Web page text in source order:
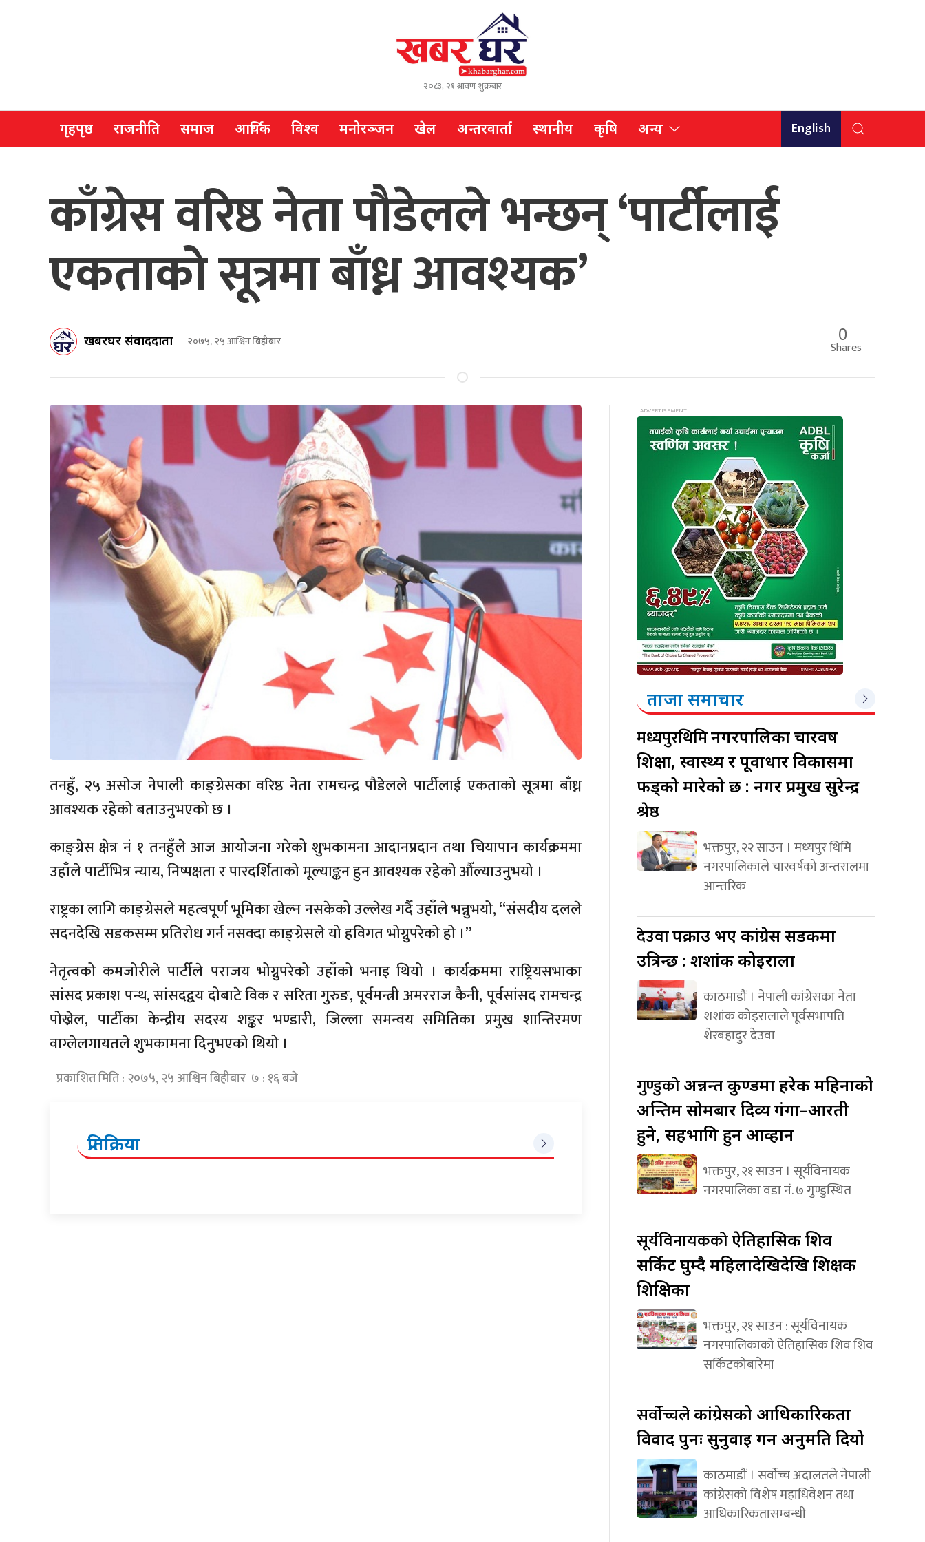
२०८३, २१ श्रावण शुक्रबार
गृहपृष्ठ राजनीति समाज आर्थिक विश्व मनोरञ्जन खेल अन्तरवार्ता स्थानीय कृषि अन्य English
काँग्रेस वरिष्ठ नेता पौडेलले भन्छन् ‘पार्टीलाई
एकताको सूत्रमा बाँध्न आवश्यक’
खबरघर संवाददाता २०७५, २५ आश्विन बिहीबार 0
Shares
तनहुँ, २५ असोज नेपाली काङ्ग्रेसका वरिष्ठ नेता रामचन्द्र पौडेलले पार्टीलाई एकताको सूत्रमा बाँध्न
आवश्यक रहेको बताउनुभएको छ ।
काङ्ग्रेस क्षेत्र नं १ तनहुँले आज आयोजना गरेको शुभकामना आदानप्रदान तथा चियापान कार्यक्रममा
उहाँले पार्टीभित्र न्याय, निष्पक्षता र पारदर्शिताको मूल्याङ्कन हुन आवश्यक रहेको औँल्याउनुभयो ।
राष्ट्रका लागि काङ्ग्रेसले महत्वपूर्ण भूमिका खेल्न नसकेको उल्लेख गर्दै उहाँले भन्नुभयो, “संसदीय दलले
सदनदेखि सडकसम्म प्रतिरोध गर्न नसक्दा काङ्ग्रेसले यो हविगत भोग्नुपरेको हो ।”
नेतृत्वको कमजोरीले पार्टीले पराजय भोग्नुपरेको उहाँको भनाइ थियो । कार्यक्रममा राष्ट्रियसभाका
सांसद प्रकाश पन्थ, सांसदद्वय दोबाटे विक र सरिता गुरुङ, पूर्वमन्त्री अमरराज कैनी, पूर्वसांसद रामचन्द्र
पोख्रेल, पार्टीका केन्द्रीय सदस्य शङ्कर भण्डारी, जिल्ला समन्वय समितिका प्रमुख शान्तिरमण
वाग्लेलगायतले शुभकामना दिनुभएको थियो ।
प्रकाशित मिति : २०७५, २५ आश्विन बिहीबार ७ : १६ बजे
प्रतिक्रिया
ताजा समाचार
मध्यपुरथिमिनगरपालिका चारवर्ष
शिक्षा, स्वास्थ्य र पूर्वाधार विकासमा
फड्को मारेको छ : नगर प्रमुख सुरेन्द्र
श्रेष्ठ
भक्तपुर, २२ साउन । मध्यपुर थिमि
नगरपालिकाले चारवर्षको अन्तरालमा
आन्तरिक
देउवापक्राउ भए कांग्रेस सडकमा
उत्रिन्छ : शशांक कोइराला
काठमाडौं । नेपाली कांग्रेसका नेता
शशांक कोइरालाले पूर्वसभापति
शेरबहादुर देउवा
गुण्डुकोअन्नन्त कुण्डमा हरेक महिनाको
अन्तिम सोमबार दिव्य गंगा–आरती
हुने, सहभागि हुन आव्हान
भक्तपुर, २१ साउन । सूर्यविनायक
नगरपालिका वडा नं. ७ गुण्डुस्थित
सूर्यविनायककोऐतिहासिक शिव
सर्किट घुम्दै महिलादेखिदेखि शिक्षक
शिक्षिका
भक्तपुर, २१ साउन : सूर्यविनायक
नगरपालिकाको ऐतिहासिक शिव शिव
सर्किटकोबारेमा
सर्वोच्चलेकांग्रेसको आधिकारिकता
विवाद पुनः सुनुवाइ गर्न अनुमति दियो
काठमाडौं । सर्वोच्च अदालतले नेपाली
कांग्रेसको विशेष महाधिवेशन तथा
आधिकारिकतासम्बन्धी